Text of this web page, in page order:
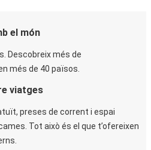
el món
Descobreix més de
més de 40 països.
viatges
preses de corrent i espai
Tot això és el que t’ofereixen